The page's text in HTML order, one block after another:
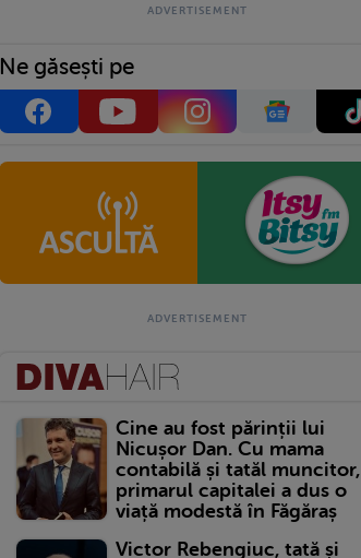
Ne găsești pe
Cine au fost părinții lui
Nicușor Dan. Cu mama
contabilă și tatăl muncitor,
primarul capitalei a dus o
viață modestă în Făgăraș
Victor Rebengiuc, tată și